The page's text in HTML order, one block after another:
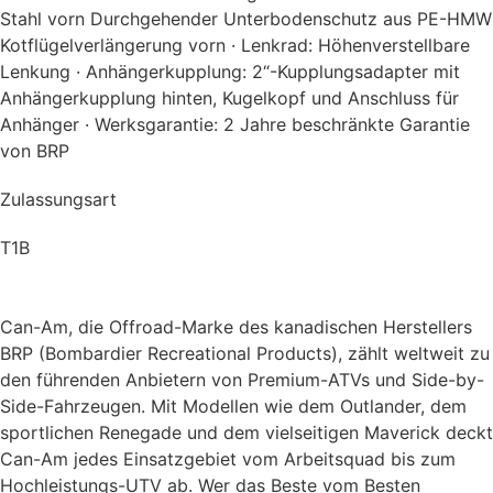
Stahl vorn Durchgehender Unterbodenschutz aus PE-HMW
Kotflügelverlängerung vorn · Lenkrad: Höhenverstellbare
Lenkung · Anhängerkupplung: 2“-Kupplungsadapter mit
Anhängerkupplung hinten, Kugelkopf und Anschluss für
Anhänger · Werksgarantie: 2 Jahre beschränkte Garantie
von BRP
Zulassungsart
T1B
Can-Am, die Offroad-Marke des kanadischen Herstellers
BRP (Bombardier Recreational Products), zählt weltweit zu
den führenden Anbietern von Premium-ATVs und Side-by-
Side-Fahrzeugen. Mit Modellen wie dem Outlander, dem
sportlichen Renegade und dem vielseitigen Maverick deckt
Can-Am jedes Einsatzgebiet vom Arbeitsquad bis zum
Hochleistungs-UTV ab. Wer das Beste vom Besten